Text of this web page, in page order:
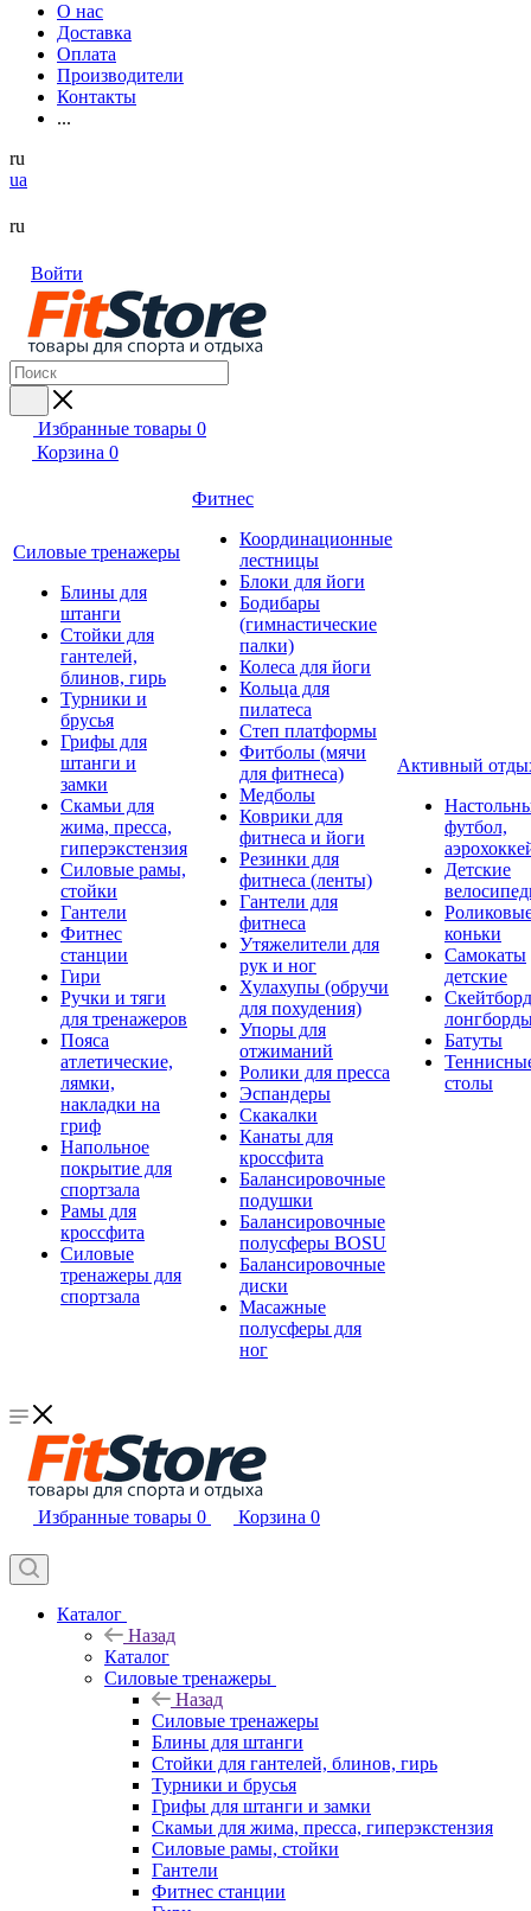
О нас
Доставка
Оплата
Производители
Контакты
...
ru
ua
ru
Войти
Избранные товары 0
Корзина 0
Силовые тренажеры
Блины для
штанги
Стойки для
гантелей,
блинов, гирь
Турники и
брусья
Грифы для
штанги и
замки
Скамьи для
жима, пресса,
гиперэкстензия
Силовые рамы,
стойки
Гантели
Фитнес
станции
Гири
Ручки и тяги
для тренажеров
Пояса
атлетические,
лямки,
накладки на
гриф
Напольное
покрытие для
спортзала
Рамы для
кроссфита
Силовые
тренажеры для
спортзала
Фитнес
Координационные
лестницы
Блоки для йоги
Бодибары
(гимнастические
палки)
Колеса для йоги
Кольца для
пилатеса
Степ платформы
Фитболы (мячи
для фитнеса)
Медболы
Коврики для
фитнеса и йоги
Резинки для
фитнеса (ленты)
Гантели для
фитнеса
Утяжелители для
рук и ног
Хулахупы (обручи
для похудения)
Упоры для
отжиманий
Ролики для пресса
Эспандеры
Скакалки
Канаты для
кроссфита
Балансировочные
подушки
Балансировочные
полусферы BOSU
Балансировочные
диски
Масажные
полусферы для
ног
Активный
футбол,
Детские
коньки
Самокаты
детские
Батуты
столы
Избранные товары 0 Корзина 0
Каталог
Назад
Каталог
Силовые тренажеры
Назад
Силовые тренажеры
Блины для штанги
Стойки для гантелей, блинов, гирь
Турники и брусья
Грифы для штанги и замки
Скамьи для жима, пресса, гиперэкстензия
Силовые рамы, стойки
Гантели
Фитнес станции